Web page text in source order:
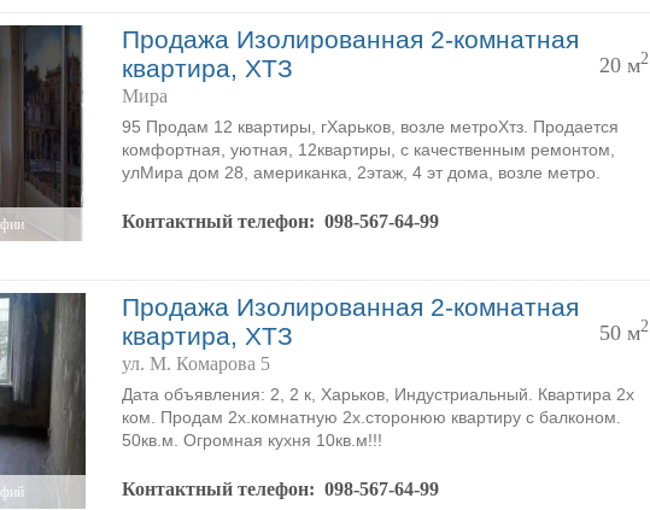
Продажа Изолированная 2-комнатная
квартира, ХТЗ
20 м2
Мира
95 Продам 12 квартиры, гХарьков, возле метроХтз. Продается
комфортная, уютная, 12квартиры, с качественным ремонтом,
улМира дом 28, американка, 2этаж, 4 эт дома, возле метро.
Контактный телефон: 098-567-64-99
Продажа Изолированная 2-комнатная
квартира, ХТЗ
50 м2
ул. М. Комарова 5
Дата объявления: 2, 2 к, Харьков, Индустриальный. Квартира 2х
ком. Продам 2х.комнатную 2х.сторонюю квартиру с балконом.
50кв.м. Огромная кухня 10кв.м!!!
Контактный телефон: 098-567-64-99